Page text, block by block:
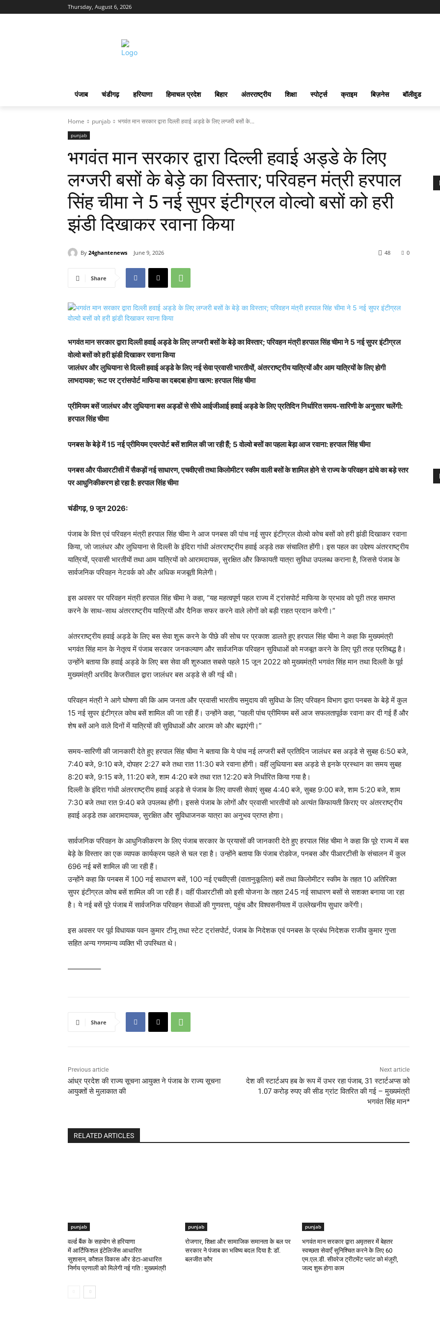
Thursday, August 6, 2026
पंजाब चंडीगढ़ हरियाणा हिमाचल प्रदेश बिहार अंतरराष्ट्रीय शिक्षा स्पोर्ट्स क्राइम बिज़नेस बॉलीवुड
Home punjab भगवंत मान सरकार द्वारा दिल्ली हवाई अड्डे के लिए लग्जरी बसों के...
punjab
भगवंत मान सरकार द्वारा दिल्ली हवाई अड्डे के लिए
लग्जरी बसों के बेड़े का विस्तार; परिवहन मंत्री हरपाल
सिंह चीमा ने 5 नई सुपर इंटीग्रल वोल्वो बसों को हरी
झंडी दिखाकर रवाना किया
By 24ghantenews June 9, 2026 0
48
Share
भगवंत मान सरकार द्वारा दिल्ली हवाई अड्डे के लिए लग्जरी बसों के बेड़े का विस्तार; परिवहन मंत्री हरपाल सिंह चीमा ने 5 नई सुपर इंटीग्रल
वोल्वो बसों को हरी झंडी दिखाकर रवाना किया
जालंधर और लुधियाना से दिल्ली हवाई अड्डे के लिए नई सेवा प्रवासी भारतीयों, अंतरराष्ट्रीय यात्रियों और आम यात्रियों के लिए होगी
लाभदायक; रूट पर ट्रांसपोर्ट माफिया का दबदबा होगा खत्म: हरपाल सिंह चीमा
प्रीमियम बसें जालंधर और लुधियाना बस अड्डों से सीधे आईजीआई हवाई अड्डे के लिए प्रतिदिन निर्धारित समय-सारिणी के अनुसार चलेंगी:
हरपाल सिंह चीमा
पनबस के बेड़े में 15 नई प्रीमियम एयरपोर्ट बसें शामिल की जा रही हैं; 5 वोल्वो बसों का पहला बेड़ा आज रवाना: हरपाल सिंह चीमा
पनबस और पीआरटीसी में सैकड़ों नई साधारण, एचवीएसी तथा किलोमीटर स्कीम वाली बसों के शामिल होने से राज्य के परिवहन ढांचे का बड़े स्तर
पर आधुनिकीकरण हो रहा है: हरपाल सिंह चीमा
चंडीगढ़, 9 जून 2026:
पंजाब के वित्त एवं परिवहन मंत्री हरपाल सिंह चीमा ने आज पनबस की पांच नई सुपर इंटीग्रल वोल्वो कोच बसों को हरी झंडी दिखाकर रवाना
किया, जो जालंधर और लुधियाना से दिल्ली के इंदिरा गांधी अंतरराष्ट्रीय हवाई अड्डे तक संचालित होंगी। इस पहल का उद्देश्य अंतरराष्ट्रीय
यात्रियों, प्रवासी भारतीयों तथा आम यात्रियों को आरामदायक, सुरक्षित और किफायती यात्रा सुविधा उपलब्ध कराना है, जिससे पंजाब के
सार्वजनिक परिवहन नेटवर्क को और अधिक मजबूती मिलेगी।
इस अवसर पर परिवहन मंत्री हरपाल सिंह चीमा ने कहा, “यह महत्वपूर्ण पहल राज्य में ट्रांसपोर्ट माफिया के प्रभाव को पूरी तरह समाप्त
करने के साथ-साथ अंतरराष्ट्रीय यात्रियों और दैनिक सफर करने वाले लोगों को बड़ी राहत प्रदान करेगी।”
अंतरराष्ट्रीय हवाई अड्डे के लिए बस सेवा शुरू करने के पीछे की सोच पर प्रकाश डालते हुए हरपाल सिंह चीमा ने कहा कि मुख्यमंत्री
भगवंत सिंह मान के नेतृत्व में पंजाब सरकार जनकल्याण और सार्वजनिक परिवहन सुविधाओं को मजबूत करने के लिए पूरी तरह प्रतिबद्ध है।
उन्होंने बताया कि हवाई अड्डे के लिए बस सेवा की शुरुआत सबसे पहले 15 जून 2022 को मुख्यमंत्री भगवंत सिंह मान तथा दिल्ली के पूर्व
मुख्यमंत्री अरविंद केजरीवाल द्वारा जालंधर बस अड्डे से की गई थी।
परिवहन मंत्री ने आगे घोषणा की कि आम जनता और प्रवासी भारतीय समुदाय की सुविधा के लिए परिवहन विभाग द्वारा पनबस के बेड़े में कुल
15 नई सुपर इंटीग्रल कोच बसें शामिल की जा रही हैं। उन्होंने कहा, “पहली पांच प्रीमियम बसें आज सफलतापूर्वक रवाना कर दी गई हैं और
शेष बसें आने वाले दिनों में यात्रियों की सुविधाओं और आराम को और बढ़ाएंगी।”
समय-सारिणी की जानकारी देते हुए हरपाल सिंह चीमा ने बताया कि ये पांच नई लग्जरी बसें प्रतिदिन जालंधर बस अड्डे से सुबह 6:50 बजे,
7:40 बजे, 9:10 बजे, दोपहर 2:27 बजे तथा रात 11:30 बजे रवाना होंगी। वहीं लुधियाना बस अड्डे से इनके प्रस्थान का समय सुबह
8:20 बजे, 9:15 बजे, 11:20 बजे, शाम 4:20 बजे तथा रात 12:20 बजे निर्धारित किया गया है।
दिल्ली के इंदिरा गांधी अंतरराष्ट्रीय हवाई अड्डे से पंजाब के लिए वापसी सेवाएं सुबह 4:40 बजे, सुबह 9:00 बजे, शाम 5:20 बजे, शाम
7:30 बजे तथा रात 9:40 बजे उपलब्ध होंगी। इससे पंजाब के लोगों और प्रवासी भारतीयों को अत्यंत किफायती किराए पर अंतरराष्ट्रीय
हवाई अड्डे तक आरामदायक, सुरक्षित और सुविधाजनक यात्रा का अनुभव प्राप्त होगा।
सार्वजनिक परिवहन के आधुनिकीकरण के लिए पंजाब सरकार के प्रयासों की जानकारी देते हुए हरपाल सिंह चीमा ने कहा कि पूरे राज्य में बस
बेड़े के विस्तार का एक व्यापक कार्यक्रम पहले से चल रहा है। उन्होंने बताया कि पंजाब रोडवेज, पनबस और पीआरटीसी के संचालन में कुल
696 नई बसें शामिल की जा रही हैं।
उन्होंने कहा कि पनबस में 100 नई साधारण बसें, 100 नई एचवीएसी (वातानुकूलित) बसें तथा किलोमीटर स्कीम के तहत 10 अतिरिक्त
सुपर इंटीग्रल कोच बसें शामिल की जा रही हैं। वहीं पीआरटीसी को इसी योजना के तहत 245 नई साधारण बसों से सशक्त बनाया जा रहा
है। ये नई बसें पूरे पंजाब में सार्वजनिक परिवहन सेवाओं की गुणवत्ता, पहुंच और विश्वसनीयता में उल्लेखनीय सुधार करेंगी।
इस अवसर पर पूर्व विधायक पवन कुमार टीनू तथा स्टेट ट्रांसपोर्ट, पंजाब के निदेशक एवं पनबस के प्रबंध निदेशक राजीव कुमार गुप्ता
सहित अन्य गणमान्य व्यक्ति भी उपस्थित थे।
————–
Share
Previous article
आंध्र प्रदेश की राज्य सूचना आयुक्त ने पंजाब के राज्य सूचना
आयुक्तों से मुलाकात की
Next article
देश की स्टार्टअप हब के रूप में उभर रहा पंजाब, 31 स्टार्टअप्स को
1.07 करोड़ रुपए की सीड ग्रांट वितरित की गई – मुख्यमंत्री
भगवंत सिंह मान*
RELATED ARTICLES
punjab
वर्ल्ड बैंक के सहयोग से हरियाणा
में आर्टिफिशल इंटेलिजेंस आधारित
सुशासन, कौशल विकास और डेटा-आधारित
निर्णय प्रणाली को मिलेगी नई गति : मुख्यमंत्री
punjab
रोजगार, शिक्षा और सामाजिक समानता के बल पर
सरकार ने पंजाब का भविष्य बदल दिया है: डॉ.
बलजीत कौर
punjab
भगवंत मान सरकार द्वारा अमृतसर में बेहतर
स्वच्छता सेवाएँ सुनिश्चित करने के लिए 60
एम.एल.डी. सीवरेज ट्रीटमेंट प्लांट को मंज़ूरी,
जल्द शुरू होगा काम